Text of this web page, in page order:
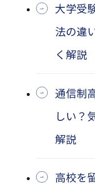
大学受
法の違
く解説
通信制
しい？
解説
高校を